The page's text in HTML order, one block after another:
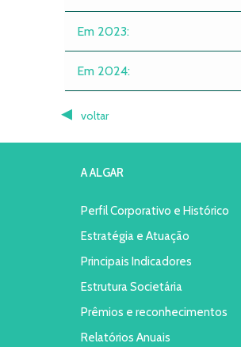
Em 2023:
Em 2024:
voltar
A ALGAR
Perfil Corporativo e Histórico
Estratégia e Atuação
Principais Indicadores
Estrutura Societária
Prêmios e reconhecimentos
Relatórios Anuais